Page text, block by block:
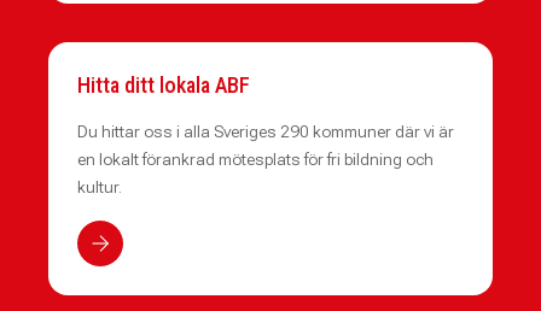
Hitta ditt lokala ABF
Du hittar oss i alla Sveriges 290 kommuner där vi är
en lokalt förankrad mötesplats för fri bildning och
kultur.